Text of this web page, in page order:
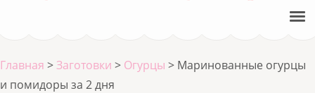
Главная >Заготовки > Огурцы > Маринованные огурцы
и помидоры за 2 дня